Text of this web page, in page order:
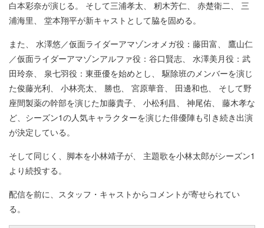
白本彩奈が演じる。 そして三浦孝太、 籾木芳仁、 赤楚衛二、 三
浦海里、 堂本翔平が新キャストとして脇を固める。
また、 水澤悠／仮面ライダーアマゾンオメガ役：藤田富、 鷹山仁
／仮面ライダーアマゾンアルファ役：谷口賢志、 水澤美月役：武
田玲奈、 泉七羽役：東亜優を始めとし、 駆除班のメンバーを演じ
た俊藤光利、 小林亮太、 勝也、 宮原華音、 田邊和也、 そして野
座間製薬の幹部を演じた加藤貴子、 小松利昌、 神尾佑、 藤木孝な
ど、シーズン1の人気キャラクターを演じた俳優陣も引き続き出演
が決定している。
そして同じく、脚本を小林靖子が、 主題歌を小林太郎がシーズン1
より続投する。
配信を前に、スタッフ・キャストからコメントが寄せられてい
る。